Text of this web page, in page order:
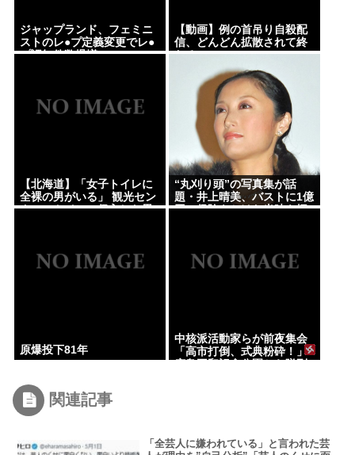
ジャップランド、フェミニ
ストのレ●プ定義変更でレ●
プ認知件数爆増www
【動画】例の首吊り自殺配
信、どんどん拡散されて終
わるwww
【北海道】「女子トイレに
全裸の男がいる」 観光セン
ターのトイレに侵入した男
“丸刈り頭”の写真集が話
題・井上晴美、バストに1億
円の保険をかけた当時を振
原爆投下81年
中核派活動家らが前夜集会
「高市打倒、式典粉砕！」
関連記事
「全芸人に嫌われている」と言われた芸